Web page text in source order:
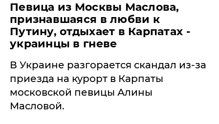
​Певица из Москвы Маслова,
признавшаяся в любви к
Путину, отдыхает в Карпатах -
украинцы в гневе
В Украине разгорается скандал из-за
приезда на курорт в Карпаты
московской певицы Алины
Масловой.